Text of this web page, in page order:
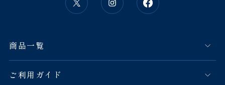
商品一覧
ご利用ガイド